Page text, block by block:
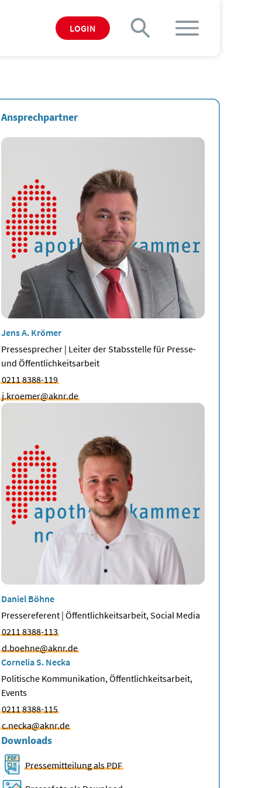
LOGIN
Ansprechpartner
Jens A. Krömer
Pressesprecher | Leiter der Stabsstelle für Presse-
und Öffentlichkeitsarbeit
0211 8388-119
j.kroemer@aknr.de
Daniel Böhne
Pressereferent | Öffentlichkeitsarbeit, Social Media
0211 8388-113
d.boehne@aknr.de
Cornelia S. Necka
Politische Kommunikation, Öffentlichkeitsarbeit,
Events
0211 8388-115
c.necka@aknr.de
Downloads
Pressemitteilung als PDF